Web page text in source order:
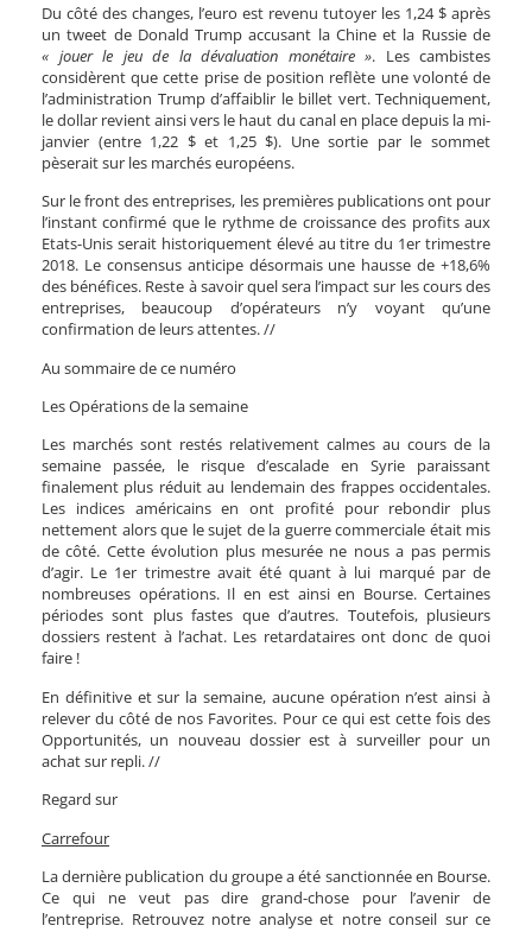
Du côté des changes, l’euro est revenu tutoyer les 1,24 $ après
un tweet de Donald Trump accusant la Chine et la Russie de
« jouer le jeu de la dévaluation monétaire ». Les cambistes
considèrent que cette prise de position reflète une volonté de
l’administration Trump d’affaiblir le billet vert. Techniquement,
le dollar revient ainsi vers le haut du canal en place depuis la mi-
janvier (entre 1,22 $ et 1,25 $). Une sortie par le sommet
pèserait sur les marchés européens.
Sur le front des entreprises, les premières publications ont pour
l’instant confirmé que le rythme de croissance des profits aux
Etats-Unis serait historiquement élevé au titre du 1er trimestre
2018. Le consensus anticipe désormais une hausse de +18,6%
des bénéfices. Reste à savoir quel sera l’impact sur les cours des
entreprises, beaucoup d’opérateurs n’y voyant qu’une
confirmation de leurs attentes. //
Au sommaire de ce numéro
Les Opérations de la semaine
Les marchés sont restés relativement calmes au cours de la
semaine passée, le risque d’escalade en Syrie paraissant
finalement plus réduit au lendemain des frappes occidentales.
Les indices américains en ont profité pour rebondir plus
nettement alors que le sujet de la guerre commerciale était mis
de côté. Cette évolution plus mesurée ne nous a pas permis
d’agir. Le 1er trimestre avait été quant à lui marqué par de
nombreuses opérations. Il en est ainsi en Bourse. Certaines
périodes sont plus fastes que d’autres. Toutefois, plusieurs
dossiers restent à l’achat. Les retardataires ont donc de quoi
faire !
En définitive et sur la semaine, aucune opération n’est ainsi à
relever du côté de nos Favorites. Pour ce qui est cette fois des
Opportunités, un nouveau dossier est à surveiller pour un
achat sur repli.//
Regard sur
Carrefour
La dernière publication du groupe a été sanctionnée en Bourse.
Ce qui ne veut pas dire grand-chose pour l’avenir de
l’entreprise. Retrouvez notre analyse et notre conseil sur ce